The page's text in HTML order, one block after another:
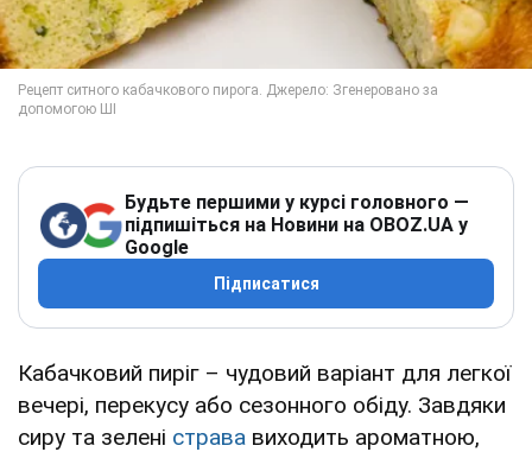
Будьте першими у курсі головного —
підпишіться на Новини на OBOZ.UA у
Google
Підписатися
Кабачковий пиріг – чудовий варіант для легкої
вечері, перекусу або сезонного обіду. Завдяки
сиру та зелені страва виходить ароматною,